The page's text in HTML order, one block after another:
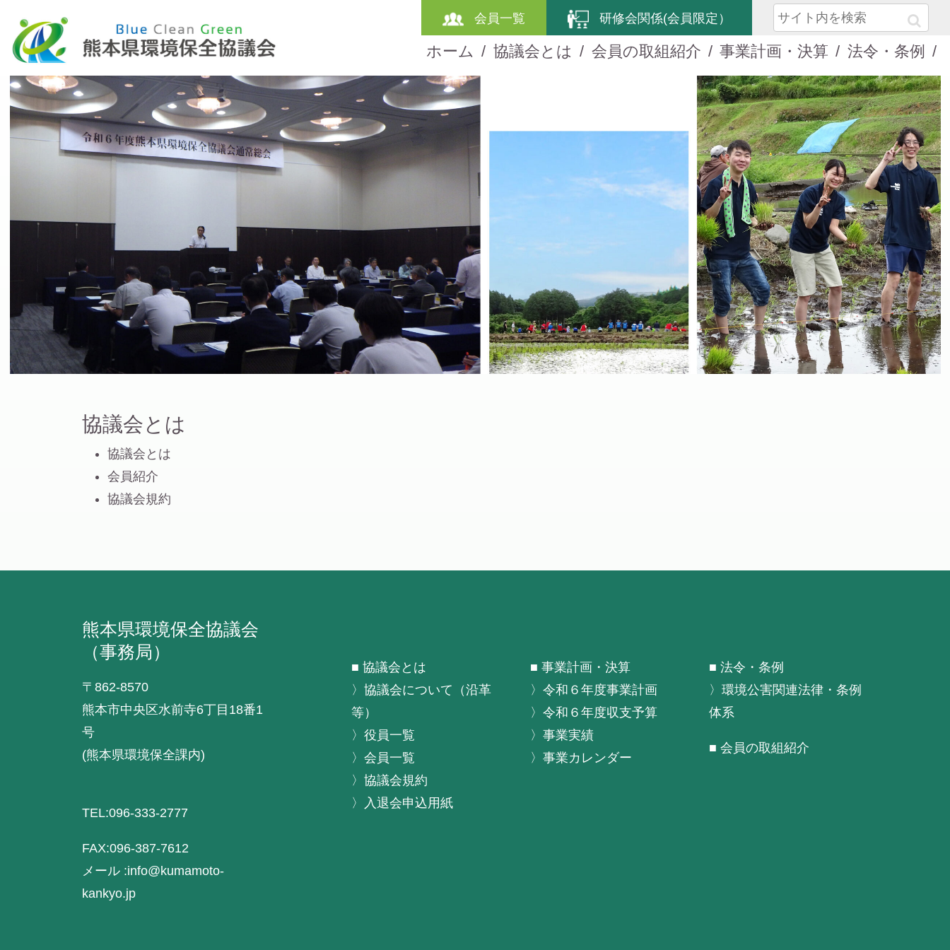
ホーム 協議会とは 会員の取組紹介 事業計画・決算 法令・条例
会員一覧 研修会関係(会員限定）
協議会とは
協議会とは
会員紹介
協議会規約
熊本県環境保全協議会
（事務局）
〒862-8570
熊本市中央区水前寺6丁目18番1
号
(熊本県環境保全課内)
TEL:096-333-2777
FAX:096-387-7612
メール :info@kumamoto-
kankyo.jp
■ 協議会とは
〉協議会について（沿革
等）
〉役員一覧
〉会員一覧
〉協議会規約
〉入退会申込用紙
■ 事業計画・決算
〉令和６年度事業計画
〉令和６年度収支予算
〉事業実績
〉事業カレンダー
■ 法令・条例
〉環境公害関連法律・条例
体系
■ 会員の取組紹介